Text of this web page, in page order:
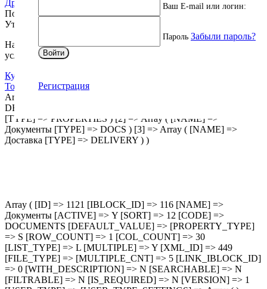
Другие характеристики
Подробнее
Уточнить наличие
Наши менеджеры обязательно свяжутся вами и уточнят
условия заказа.
Купить оптом
Товар в корзине
Array ( [0] => Array ( [NAME] => Описание [TYPE] =>
DESCRIPTION ) [1] => Array ( [NAME] => Характеристики
[TYPE] => PROPERTIES ) [2] => Array ( [NAME] =>
Документы [TYPE] => DOCS ) [3] => Array ( [NAME] =>
Доставка [TYPE] => DELIVERY ) )
Array ( [ID] => 1121 [IBLOCK_ID] => 116 [NAME] =>
Документы [ACTIVE] => Y [SORT] => 12 [CODE] =>
DOCUMENTS [DEFAULT_VALUE] => [PROPERTY_TYPE]
=> S [ROW_COUNT] => 1 [COL_COUNT] => 30
[LIST_TYPE] => L [MULTIPLE] => Y [XML_ID] => 449
[FILE_TYPE] => [MULTIPLE_CNT] => 5 [LINK_IBLOCK_ID]
=> 0 [WITH_DESCRIPTION] => N [SEARCHABLE] => N
[FILTRABLE] => N [IS_REQUIRED] => N [VERSION] => 1
Ваш E-mail или логин:
Пароль Забыли пароль?
Войти
Регистрация